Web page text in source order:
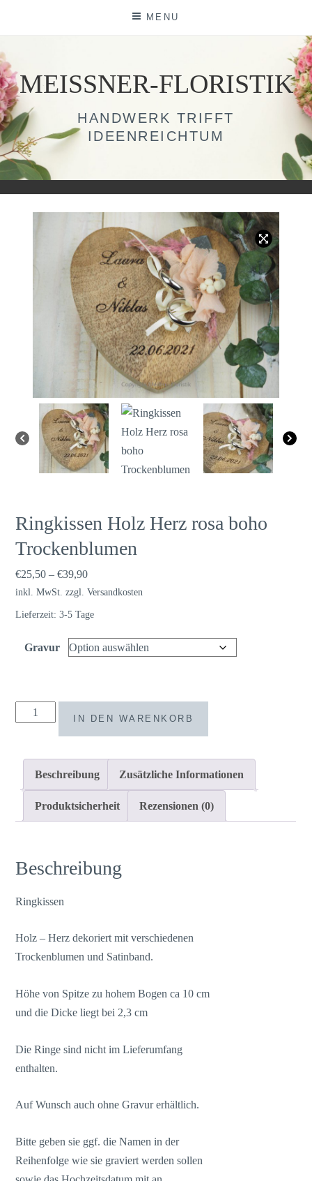
MENU
MEISSNER-FLORISTIK
HANDWERK TRIFFT
IDEENREICHTUM
Ringkissen Holz Herz rosa boho
Trockenblumen
€25,50 –€39,90
inkl. MwSt. zzgl.Versandkosten
Lieferzeit:3-5 Tage
Gravur
Ringkissen
Trockenblumen
Menge
IN DEN WARENKORB
Beschreibung Zusätzliche Informationen
Produktsicherheit Rezensionen (0)
Beschreibung
Ringkissen
Holz – Herz dekoriert mit verschiedenen
Trockenblumen und Satinband.
Höhe von Spitze zu hohem Bogen ca 10 cm
und die Dicke liegt bei 2,3 cm
Die Ringe sind nicht im Lieferumfang
enthalten.
Auf Wunsch auch ohne Gravur erhältlich.
Bitte geben sie ggf. die Namen in der
Reihenfolge wie sie graviert werden sollen